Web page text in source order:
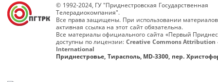
© 1992-2024, ГУ "Приднестровская Государственная
Телерадиокомпания".
Все права защищены. При использовании
активная ссылка на этот сайт обязательна.
Все материалы официального сайта «Первый
доступны по лицензии: Creative Commons Attribution
International
Приднестровье, Тирасполь, MD-3300, пер.